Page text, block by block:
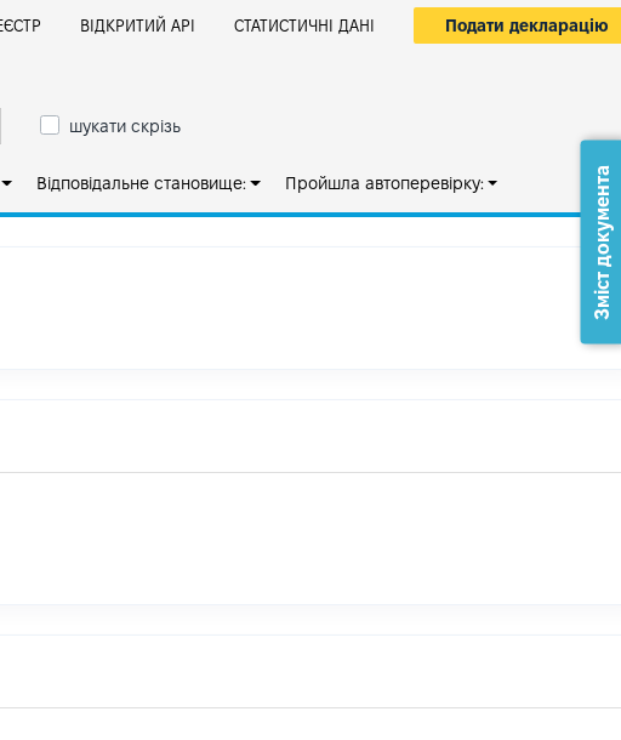
ВІДКРИТИЙ АРІ СТАТИСТИЧНІ ДАНІ Подати декларацію
шукати скрізь
Відповідальне становище: Пройшла автоперевірку: Зміст документа